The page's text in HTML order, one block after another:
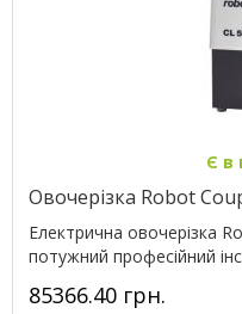
Є в
Овочерізка Robot
Електрична овочерізка
потужний професійний
85366.40 грн.